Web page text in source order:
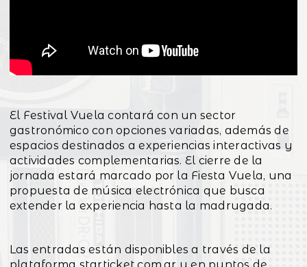
El Festival Vuela contará con un sector
gastronómico con opciones variadas, además de
espacios destinados a experiencias interactivas y
actividades complementarias. El cierre de la
jornada estará marcado por la Fiesta Vuela, una
propuesta de música electrónica que busca
extender la experiencia hasta la madrugada.
Las entradas están disponibles a través de la